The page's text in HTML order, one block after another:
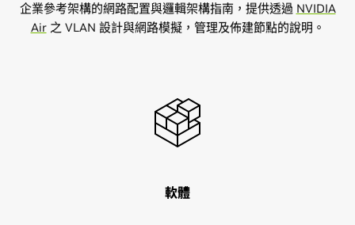
企業參考架構的網路配置與邏輯架構指南，提供透過 NVIDIA
Air之 VLAN 設計與網路模擬，管理及佈建節點的說明。
軟體